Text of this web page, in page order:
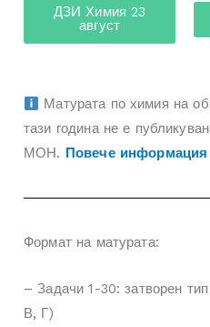
ДЗИ Химия 23
август
Матурата по химия на
тази година не е
МОН. Повече
Формат на матурата:
– Задачи 1-30: затворен
В, Г)